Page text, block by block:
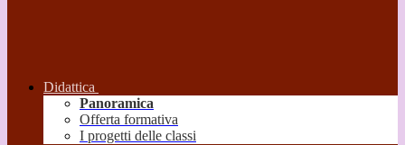
Didattica
Panoramica
Offerta formativa
I progetti delle classi